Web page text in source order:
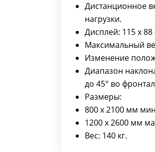
Дистанционное
нагрузки.
Дисплей: 115 х
Максимальный
Изменение
Диапазон
до 45° во
Размеры:
800 х 2100 мм
1200 х 2600 мм
Вес: 140 кг.